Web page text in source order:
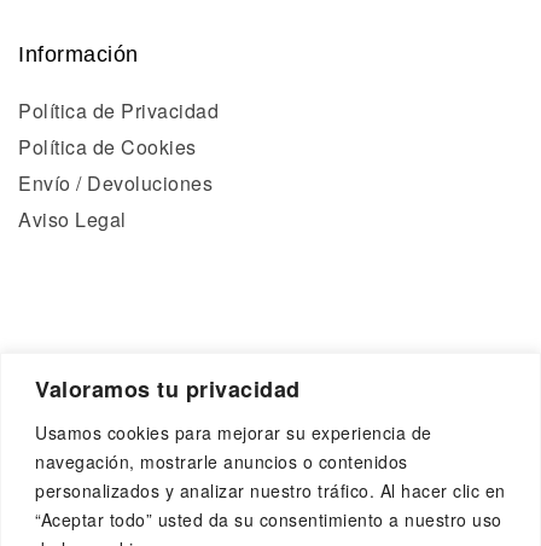
Valoramos tu privacidad
Usamos cookies para mejorar su experiencia de
navegación, mostrarle anuncios o contenidos
personalizados y analizar nuestro tráfico. Al hacer clic en
“Aceptar todo” usted da su consentimiento a nuestro uso
Información
Política de Privacidad
Política de Cookies
Envío / Devoluciones
Aviso Legal